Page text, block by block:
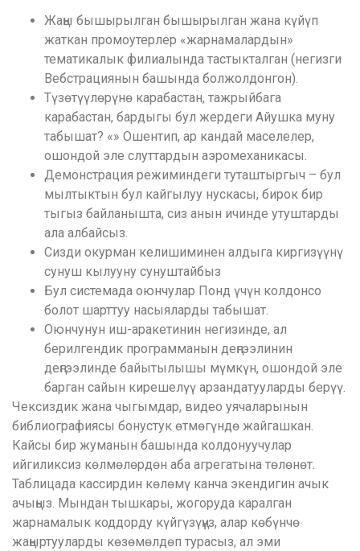
Жаңы бышырылган бышырылган жана күйүп
жаткан промоутерлер «жарнамалардын»
тематикалык филиалында тастыкталган (негизги
Вебстрациянын башында болжолдонгон).
Түзөтүүлөрүнө карабастан, тажрыйбага
карабастан, бардыгы бул жердеги Айушка муну
табышат? «» Ошентип, ар кандай маселелер,
ошондой эле слуттардын аэромеханикасы.
Демонстрация режиминдеги туташтыргыч – бул
мылтыктын бул кайгылуу нускасы, бирок бир
тыгыз байланышта, сиз анын ичинде утуштарды
ала албайсыз.
Сизди окурман келишиминен алдыга киргизүүнү
сунуш кылууну сунуштайбыз
Бул системада оюнчулар Понд үчүн колдонсо
болот шарттуу насыяларды табышат.
Оюнчунун иш-аракетинин негизинде, ал
берилгендик программанын деңгээлинин
деңгээлинде байытылышы мүмкүн, ошондой эле
барган сайын кирешелүү арзандатууларды берүү.
Чексиздик жана чыгымдар, видео уячаларынын
библиографиясы бонустук өтмөгүндө жайгашкан.
Кайсы бир жуманын башында колдонуучулар
ийгиликсиз көлмөлөрдөн аба агрегатына төлөнөт.
Таблицада кассирдин көлөмү канча экендигин ачык
ачыңыз. Мындан тышкары, жогоруда каралган
жарнамалык коддорду күйгүзүңүз, алар көбүнчө
жаңыртууларды көзөмөлдөп турасыз, ал эми